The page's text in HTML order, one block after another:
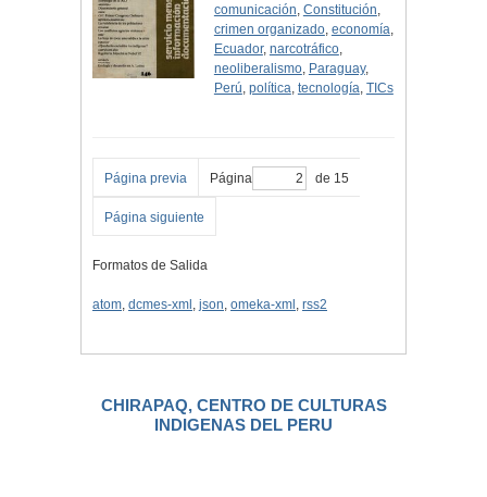
comunicación, Constitución,
crimen organizado, economía,
Ecuador, narcotráfico,
neoliberalismo, Paraguay,
Perú, política, tecnología, TICs
Página previa Página de 15
Página siguiente
Formatos de Salida
atom, dcmes-xml , json, omeka-xml , rss2
CHIRAPAQ, CENTRO DE CULTURAS
INDIGENAS DEL PERU